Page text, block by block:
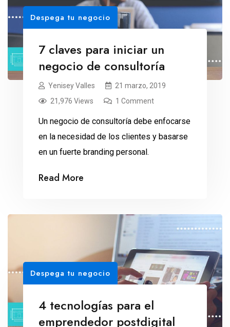
Despega tu negocio
7 claves para iniciar un
negocio de consultoría
Yenisey Valles
21 marzo, 2019
21,976 Views
1 Comment
Un negocio de consultoría debe enfocarse
en la necesidad de los clientes y basarse
en un fuerte branding personal.
Read More
Despega tu negocio
4 tecnologías para el
emprendedor postdigital